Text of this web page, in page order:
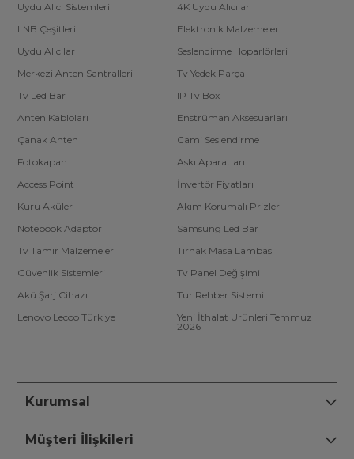
Uydu Alıcı Sistemleri
4K Uydu Alıcılar
LNB Çeşitleri
Elektronik Malzemeler
Uydu Alıcılar
Seslendirme Hoparlörleri
Merkezi Anten Santralleri
Tv Yedek Parça
Tv Led Bar
IP Tv Box
Anten Kabloları
Enstrüman Aksesuarları
Çanak Anten
Cami Seslendirme
Fotokapan
Askı Aparatları
Access Point
İnvertör Fiyatları
Kuru Aküler
Akım Korumalı Prizler
Notebook Adaptör
Samsung Led Bar
Tv Tamir Malzemeleri
Tırnak Masa Lambası
Güvenlik Sistemleri
Tv Panel Değişimi
Akü Şarj Cihazı
Tur Rehber Sistemi
Lenovo Lecoo Türkiye
Yeni İthalat Ürünleri Temmuz
2026
Kurumsal
Müşteri İlişkileri